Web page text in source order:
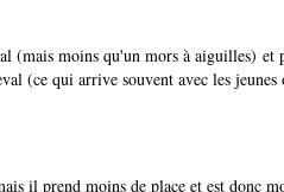
(mais moins qu'un mors à aiguilles) et
(ce qui arrive souvent avec les jeunes
il prend moins de place et est donc